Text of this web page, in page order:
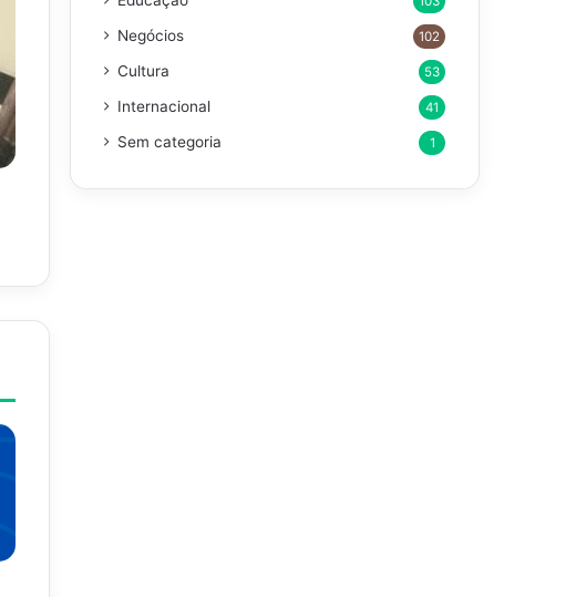
Negócios 102
Cultura 53
Internacional 41
Sem categoria 1